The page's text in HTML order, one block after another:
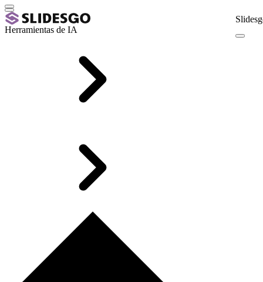
Herramientas de IA